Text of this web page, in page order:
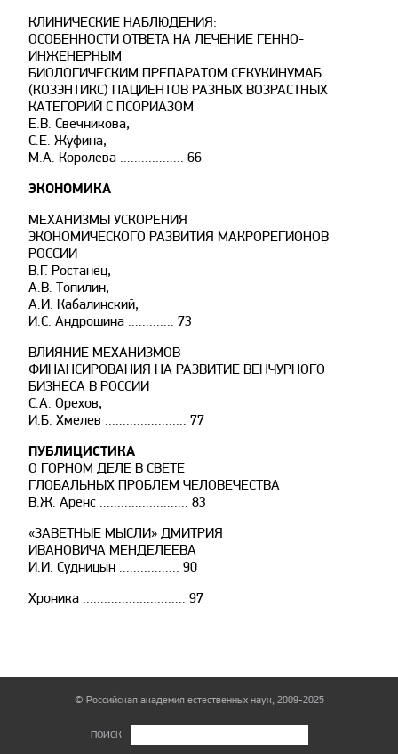
КЛИНИЧЕСКИЕ НАБЛЮДЕНИЯ:
ОСОБЕННОСТИ ОТВЕТА НА ЛЕЧЕНИЕ ГЕННО-
ИНЖЕНЕРНЫМ
БИОЛОГИЧЕСКИМ ПРЕПАРАТОМ СЕКУКИНУМАБ
(КОЗЭНТИКС) ПАЦИЕНТОВ РАЗНЫХ ВОЗРАСТНЫХ
КАТЕГОРИЙ С ПСОРИАЗОМ
Е.В. Свечникова,
С.Е. Жуфина,
М.А. Королева .................. 66
ЭКОНОМИКА
МЕХАНИЗМЫ УСКОРЕНИЯ
ЭКОНОМИЧЕСКОГО РАЗВИТИЯ МАКРОРЕГИОНОВ
РОССИИ
В.Г. Ростанец,
А.В. Топилин,
А.И. Кабалинский,
И.С. Андрошина ............. 73
ВЛИЯНИЕ МЕХАНИЗМОВ
ФИНАНСИРОВАНИЯ НА РАЗВИТИЕ ВЕНЧУРНОГО
БИЗНЕСА В РОССИИ
С.А. Орехов,
И.Б. Хмелев ....................... 77
ПУБЛИЦИСТИКА
О ГОРНОМ ДЕЛЕ В СВЕТЕ
ГЛОБАЛЬНЫХ ПРОБЛЕМ ЧЕЛОВЕЧЕСТВА
В.Ж. Аренс ......................... 83
«ЗАВЕТНЫЕ МЫСЛИ» ДМИТРИЯ
ИВАНОВИЧА МЕНДЕЛЕЕВА
И.И. Судницын ................. 90
Хроника ............................. 97
© Российская академия естественных наук, 2009-2025
ПОИСК